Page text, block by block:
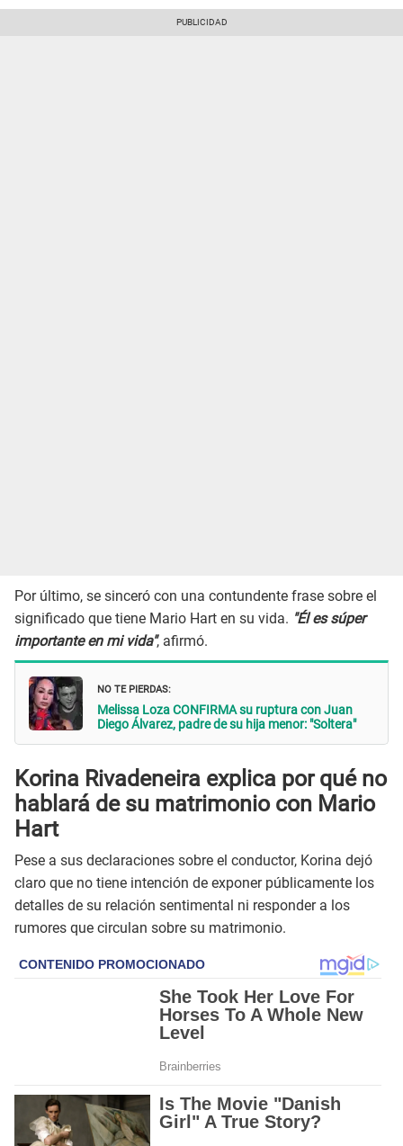
Por último, se sinceró con una contundente frase sobre el
significado que tiene Mario Hart en su vida. "Él es súper
importante en mi vida", afirmó.
NO TE PIERDAS:
Melissa Loza CONFIRMA su ruptura con Juan
Diego Álvarez, padre de su hija menor: "Soltera"
Korina Rivadeneira explica por qué no
hablará de su matrimonio con Mario
Hart
Pese a sus declaraciones sobre el conductor, Korina dejó
claro que no tiene intención de exponer públicamente los
detalles de su relación sentimental ni responder a los
rumores que circulan sobre su matrimonio.